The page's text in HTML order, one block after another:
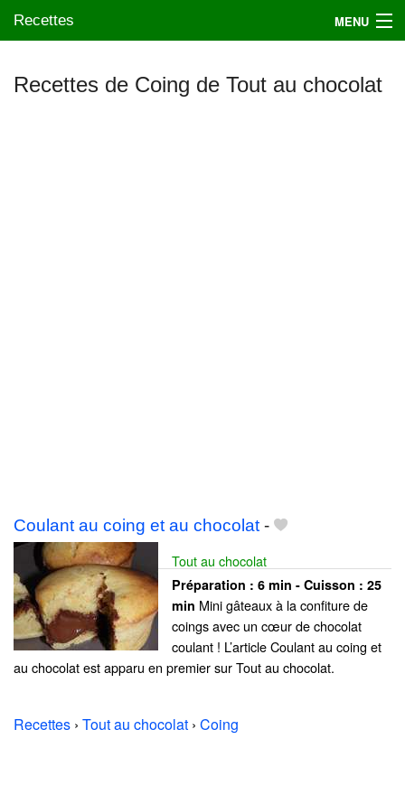
Recettes MENU
Recettes de Coing de Tout au chocolat
Coulant au coing et au chocolat -
Tout au chocolat
Préparation : 6 min - Cuisson : 25
min Mini gâteaux à la confiture de
coings avec un cœur de chocolat
coulant ! L’article Coulant au coing et
au chocolat est apparu en premier sur Tout au chocolat.
Recettes › Tout au chocolat › Coing